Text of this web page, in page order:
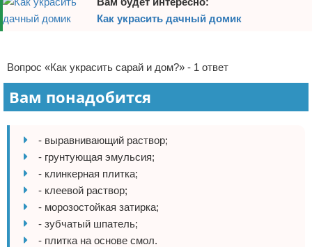
Безопасность
Разное
Как украсить дачный домик
Вопрос «Как украсить сарай и дом?» - 1 ответ
Вам понадобится
- выравнивающий раствор;
- грунтующая эмульсия;
- клинкерная плитка;
- клеевой раствор;
- морозостойкая затирка;
- зубчатый шпатель;
- плитка на основе смол.